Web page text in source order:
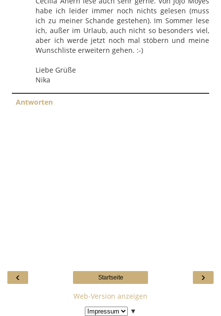
habe ich leider immer noch nichts gelesen (muss
ich zu meiner Schande gestehen). Im Sommer lese
ich, außer im Urlaub, auch nicht so besonders viel,
aber ich werde jetzt noch mal stöbern und meine
Wunschliste erweitern gehen. :-)
Liebe Grüße
Nika
Antworten
‹ ›
Startseite
Web-Version anzeigen
▼